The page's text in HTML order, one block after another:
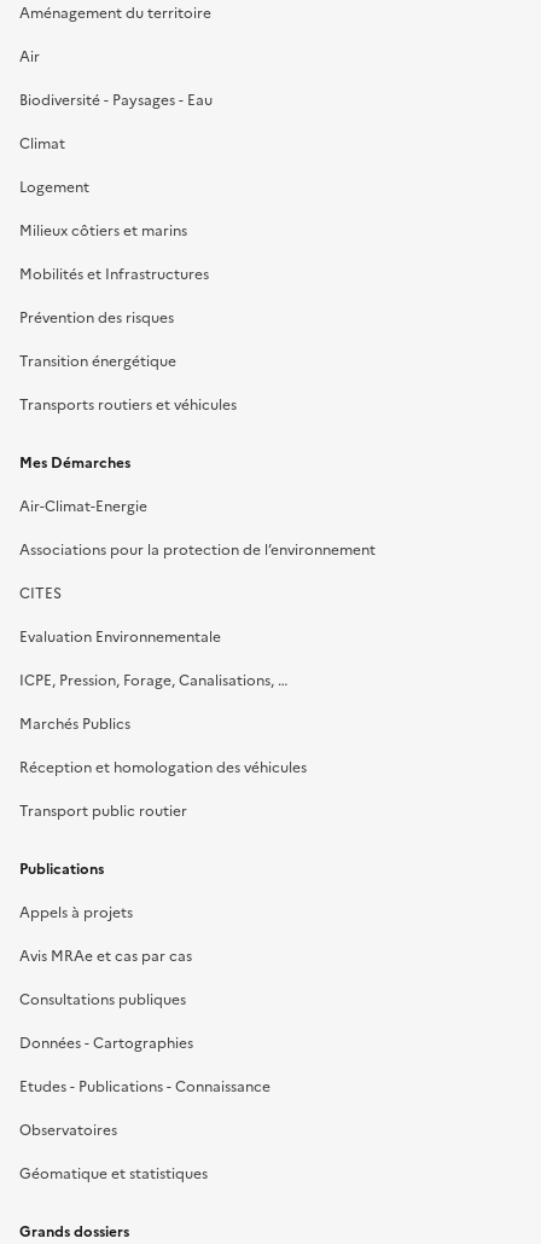
Aménagement du territoire
Air
Biodiversité - Paysages - Eau
Climat
Logement
Milieux côtiers et marins
Mobilités et Infrastructures
Prévention des risques
Transition énergétique
Transports routiers et véhicules
Mes Démarches
Air-Climat-Energie
Associations pour la protection de l’environnement
CITES
Evaluation Environnementale
ICPE, Pression, Forage, Canalisations, …
Marchés Publics
Réception et homologation des véhicules
Transport public routier
Publications
Appels à projets
Avis MRAe et cas par cas
Consultations publiques
Données - Cartographies
Etudes - Publications - Connaissance
Observatoires
Géomatique et statistiques
Grands dossiers